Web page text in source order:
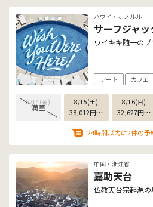
ハワイ・ホノルル
サーフジャ
ワイキキ随一の
アート カフェ
8/14(金)
満室
8/15(土)
38,012円〜
8/16(日)
32,627円〜
24時間以内に2件の予
中国・浙江省
嘉助天台
仏教天台宗起源